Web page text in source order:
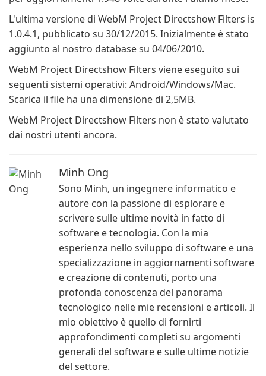
L'ultima versione di WebM Project Directshow Filters is
1.0.4.1, pubblicato su 30/12/2015. Inizialmente è stato
aggiunto al nostro database su 04/06/2010.
WebM Project Directshow Filters viene eseguito sui
seguenti sistemi operativi: Android/Windows/Mac.
Scarica il file ha una dimensione di 2,5MB.
WebM Project Directshow Filters non è stato valutato
dai nostri utenti ancora.
Minh Ong
Sono Minh, un ingegnere informatico e
autore con la passione di esplorare e
scrivere sulle ultime novità in fatto di
software e tecnologia. Con la mia
esperienza nello sviluppo di software e una
specializzazione in aggiornamenti software
e creazione di contenuti, porto una
profonda conoscenza del panorama
tecnologico nelle mie recensioni e articoli. Il
mio obiettivo è quello di fornirti
approfondimenti completi su argomenti
generali del software e sulle ultime notizie
del settore.